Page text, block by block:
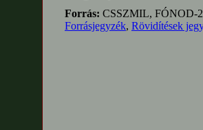
Forrás: CSSZMIL,
Forrásjegyzék, Rövidítések